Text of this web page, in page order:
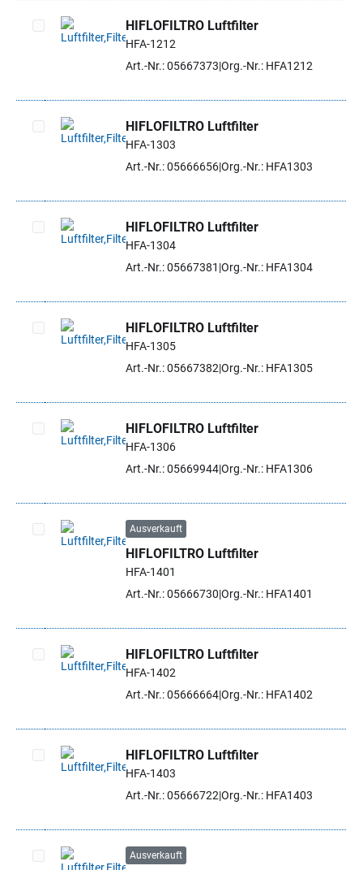
Artikel auswählen
HIFLOFILTRO Luftfilter
HFA-1212
Art.-Nr.: 05667373 Org.-Nr.: HFA1212
Artikel auswählen
HIFLOFILTRO Luftfilter
HFA-1303
Art.-Nr.: 05666656Org.-Nr.: HFA1303
Artikel auswählen
HIFLOFILTRO Luftfilter
HFA-1304
Art.-Nr.: 05667381 Org.-Nr.: HFA1304
Artikel auswählen
HIFLOFILTRO Luftfilter
HFA-1305
Art.-Nr.: 05667382 Org.-Nr.: HFA1305
Artikel auswählen
HIFLOFILTRO Luftfilter
HFA-1306
Art.-Nr.: 05669944Org.-Nr.: HFA1306
Artikel auswählen
Ausverkauft
HIFLOFILTRO Luftfilter
HFA-1401
Art.-Nr.: 05666730 Org.-Nr.: HFA1401
Artikel auswählen
HIFLOFILTRO Luftfilter
HFA-1402
Art.-Nr.: 05666664Org.-Nr.: HFA1402
Artikel auswählen
HIFLOFILTRO Luftfilter
HFA-1403
Art.-Nr.: 05666722 Org.-Nr.: HFA1403
Ausverkauft